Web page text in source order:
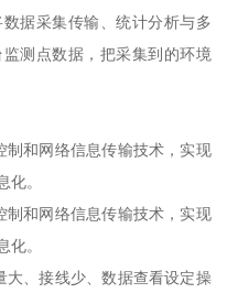
据采集传输、统计分析与多
测点数据，把采集到的环境
制和网络信息传输技术，实现
化。
制和网络信息传输技术，实现
化。
大、接线少、数据查看设定操